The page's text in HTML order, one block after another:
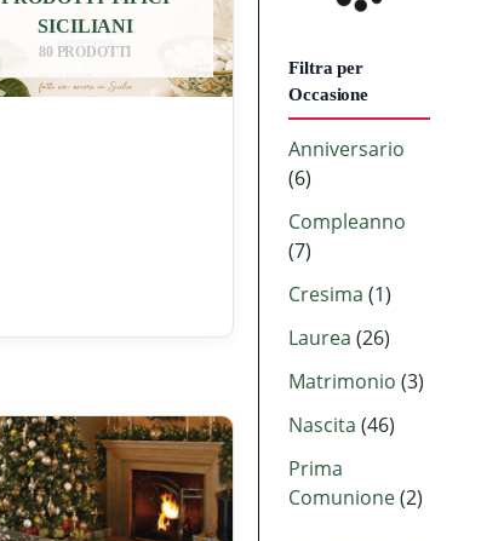
SICILIANI
80 PRODOTTI
Filtra per
Occasione
Anniversario
(6)
Compleanno
(7)
Cresima (1)
Laurea (26)
Matrimonio (3)
Nascita (46)
Prima
Comunione(2)